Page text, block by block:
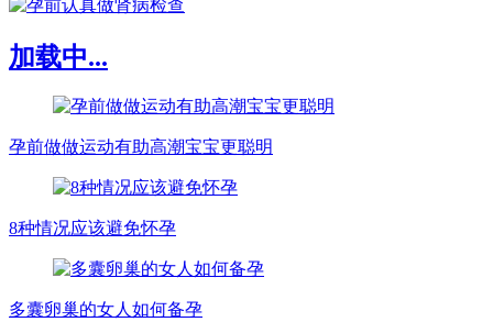
加载中...
孕前做做运动有助高潮宝宝更聪明
8种情况应该避免怀孕
多囊卵巢的女人如何备孕